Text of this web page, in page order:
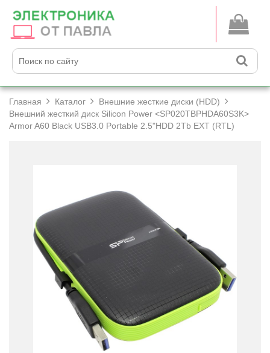
Главная Каталог
Внешние жесткие диски (HDD)
Внешний жесткий диск Silicon Power <SP020TBPHDA60S3K>
Armor A60 Black USB3.0 Portable 2.5"HDD 2Tb EXT (RTL)